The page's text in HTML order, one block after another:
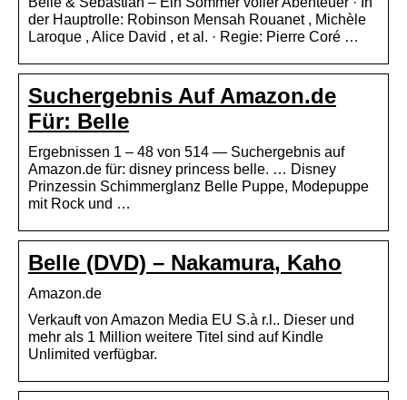
der Hauptrolle: Robinson Mensah Rouanet , Michèle
Laroque , Alice David , et al. · Regie: Pierre Coré …
Suchergebnis Auf Amazon.de
Für: Belle
Ergebnissen 1 – 48 von 514 — Suchergebnis auf
Amazon.de für: disney princess belle. … Disney
Prinzessin Schimmerglanz Belle Puppe, Modepuppe
mit Rock und …
Belle (DVD) – Nakamura, Kaho
Amazon.de
Verkauft von Amazon Media EU S.à r.l.. Dieser und
mehr als 1 Million weitere Titel sind auf Kindle
Unlimited verfügbar.